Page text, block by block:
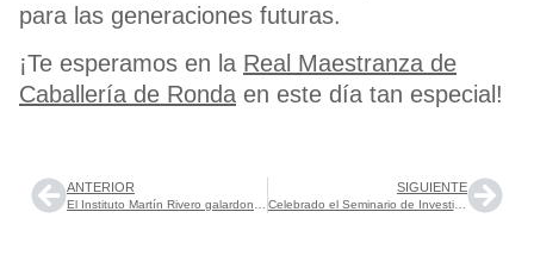
para las generaciones futuras.
¡Te esperamos en la Real Maestranza de
Caballería de Ronda en este día tan especial!
ANTERIOR SIGUIENTE
Celebrado el Seminario de Investigación «Hacer historia de la nobleza (ss. XV-XIX). Prospectiva y retos de investigación» organizado por el Centro de Estudios de la Nobleza